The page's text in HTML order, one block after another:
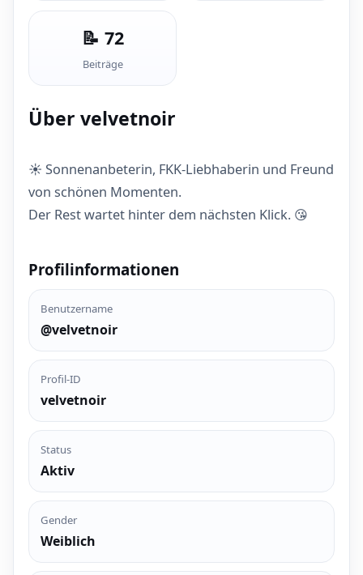
📝 72
Beiträge
Über velvetnoir
☀️ Sonnenanbeterin, FKK-Liebhaberin und Freund
von schönen Momenten.
Der Rest wartet hinter dem nächsten Klick. 😘
Profilinformationen
Benutzername
@velvetnoir
Profil-ID
velvetnoir
Status
Aktiv
Gender
Weiblich